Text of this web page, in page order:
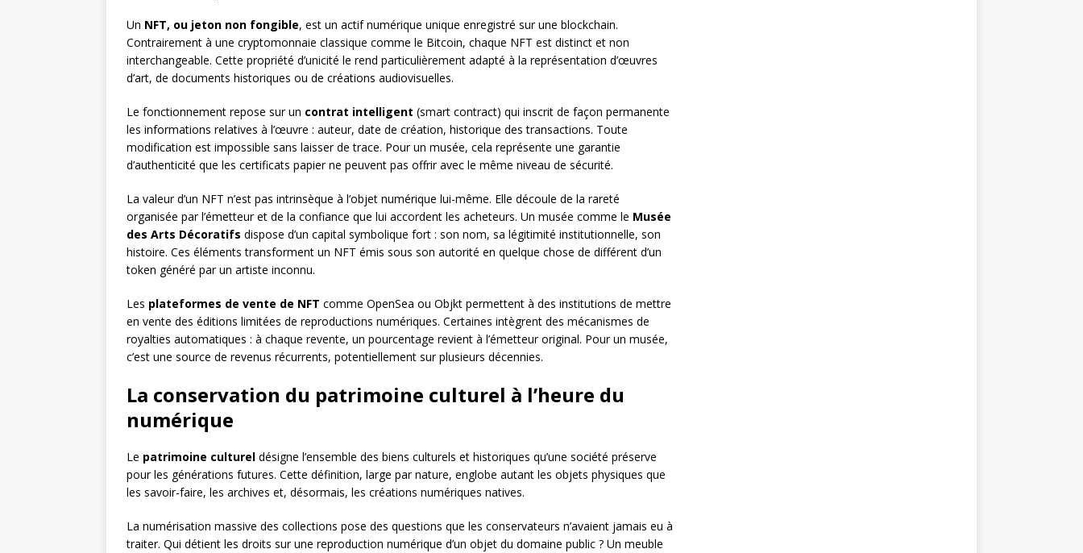
Un NFT, ou jeton non fongible, est un actif numérique unique enregistré sur une blockchain.
Contrairement à une cryptomonnaie classique comme le Bitcoin, chaque NFT est distinct et non
interchangeable. Cette propriété d’unicité le rend particulièrement adapté à la représentation d’œuvres
d’art, de documents historiques ou de créations audiovisuelles.
Le fonctionnement repose sur un contrat intelligent (smart contract) qui inscrit de façon permanente
les informations relatives à l’œuvre : auteur, date de création, historique des transactions. Toute
modification est impossible sans laisser de trace. Pour un musée, cela représente une garantie
d’authenticité que les certificats papier ne peuvent pas offrir avec le même niveau de sécurité.
La valeur d’un NFT n’est pas intrinsèque à l’objet numérique lui-même. Elle découle de la rareté
organisée par l’émetteur et de la confiance que lui accordent les acheteurs. Un musée comme le Musée
des Arts Décoratifs dispose d’un capital symbolique fort : son nom, sa légitimité institutionnelle, son
histoire. Ces éléments transforment un NFT émis sous son autorité en quelque chose de différent d’un
token généré par un artiste inconnu.
Les plateformes de vente de NFT comme OpenSea ou Objkt permettent à des institutions de mettre
en vente des éditions limitées de reproductions numériques. Certaines intègrent des mécanismes de
royalties automatiques : à chaque revente, un pourcentage revient à l’émetteur original. Pour un musée,
c’est une source de revenus récurrents, potentiellement sur plusieurs décennies.
La conservation du patrimoine culturel à l’heure du
numérique
Le patrimoine culturel désigne l’ensemble des biens culturels et historiques qu’une société préserve
pour les générations futures. Cette définition, large par nature, englobe autant les objets physiques que
les savoir-faire, les archives et, désormais, les créations numériques natives.
La numérisation massive des collections pose des questions que les conservateurs n’avaient jamais eu à
traiter. Qui détient les droits sur une reproduction numérique d’un objet du domaine public ? Un meuble